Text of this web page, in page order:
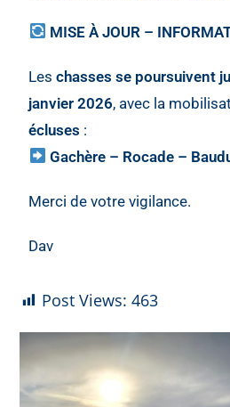
MISE À JOUR –
Leschasses se poursuivent
janvier 2026, avec la
écluses :
Gachère – Rocade –
Merci de votre vigilance.
Dav
Post Views: 463